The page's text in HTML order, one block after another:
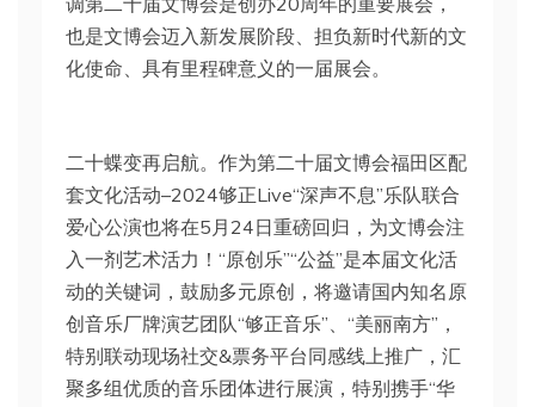
也是文博会迈入新发展阶段、担负新时代新的文
化使命、具有里程碑意义的一届展会。
二十蝶变再启航。作为第二十届文博会福田区配
套文化活动–2024够正Live“深声不息”乐队联合
爱心公演也将在5月24日重磅回归，为文博会注
入一剂艺术活力！“原创乐”“公益”是本届文化活
动的关键词，鼓励多元原创，将邀请国内知名原
创音乐厂牌演艺团队“够正音乐”、“美丽南方”，
特别联动现场社交&票务平台同感线上推广，汇
聚多组优质的音乐团体进行展演，特别携手“华